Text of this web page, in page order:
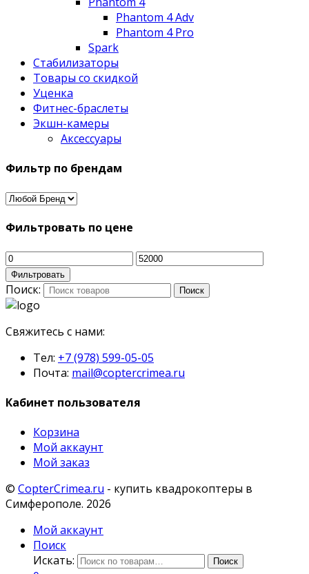
Phantom 4 Adv
Phantom 4 Pro
Spark
Стабилизаторы
Товары со скидкой
Уценка
Фитнес-браслеты
Экшн-камеры
Аксессуары
Фильтр по брендам
Фильтровать по цене
Фильтровать
Поиск: Поиск
Свяжитесь с нами:
Тел: +7 (978) 599-05-05
Почта: mail@coptercrimea.ru
Кабинет пользователя
Корзина
Мой аккаунт
Мой заказ
© CopterCrimea.ru - купить квадрокоптеры в
Симферополе. 2026
Мой аккаунт
Поиск
Искать:
Поиск